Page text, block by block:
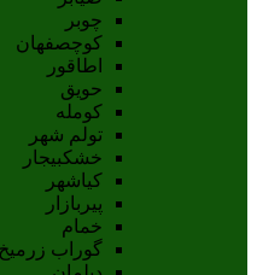
چوبر
کوچصفهان
اطاقور
حویق
کومله
تولم شهر
خشکبیجار
کیاشهر
پیربازار
خمام
گوراب زرمیخ